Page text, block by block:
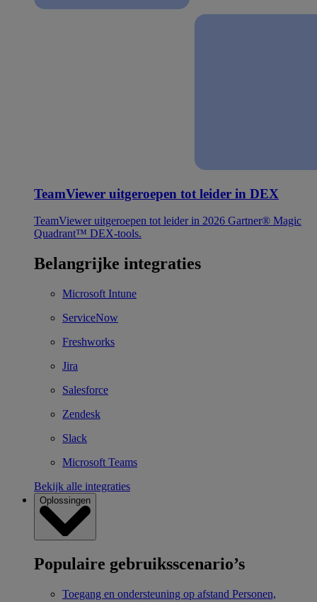
TeamViewer uitgeroepen tot leider in DEX
TeamViewer uitgeroepen tot leider in 2026 Gartner® Magic
Quadrant™ DEX-tools.
Belangrijke integraties
Microsoft Intune
ServiceNow
Freshworks
Jira
Salesforce
Zendesk
Slack
Microsoft Teams
Bekijk alle integraties
Oplossingen
Populaire gebruiksscenario’s
Toegang en ondersteuning op afstand Personen,